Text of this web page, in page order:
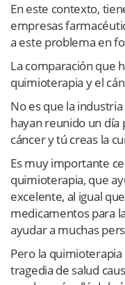
En este contexto,
empresas
a este problema en
La comparación que
quimioterapia y el
No es que la
hayan reunido un día
cáncer y tú creas la
Es muy importante
quimioterapia, que
excelente, al igual
medicamentos para
ayudar a muchas
Pero la
tragedia de salud